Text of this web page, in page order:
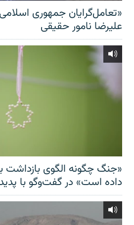
«تعامل‌گرایان جمهوری
علیرضا نامور حقیقی
«جنگ چگونه الگوی بازداشت
داده است» در گفت‌وگو با